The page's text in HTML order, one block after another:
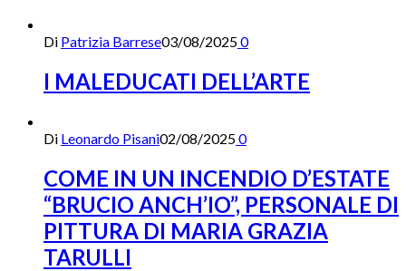
Di Patrizia Barrese03/08/20250
I MALEDUCATI DELL’ARTE
Di Leonardo Pisani02/08/20250
COME IN UN INCENDIO D’ESTATE
“BRUCIO ANCH’IO”, PERSONALE DI
PITTURA DI MARIA GRAZIA
TARULLI